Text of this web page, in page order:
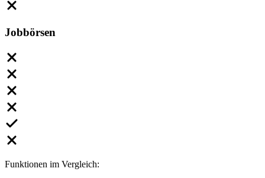
Jobbörsen
Funktionen im Vergleich: